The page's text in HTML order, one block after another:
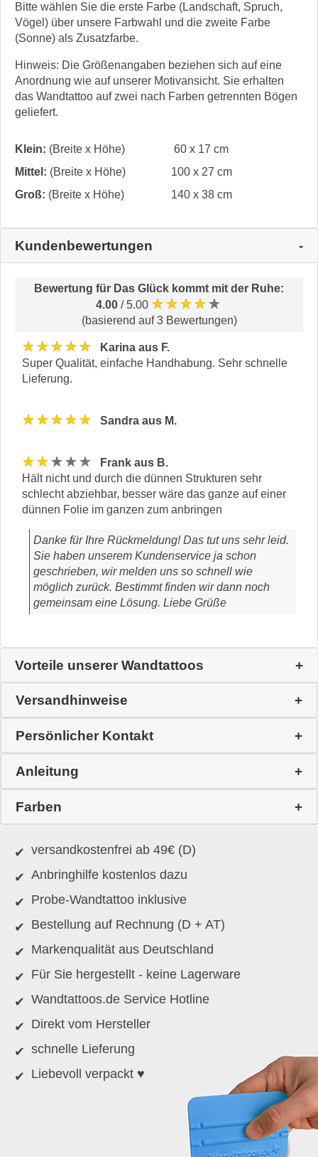
Bitte wählen Sie die erste Farbe (Landschaft, Spruch,
Vögel) über unsere Farbwahl und die zweite Farbe
(Sonne) als Zusatzfarbe.
Hinweis: Die Größenangaben beziehen sich auf eine
Anordnung wie auf unserer Motivansicht. Sie erhalten
das Wandtattoo auf zwei nach Farben getrennten Bögen
geliefert.
Klein: (Breite x Höhe)
60 x 17 cm
Mittel: (Breite x Höhe)
100 x 27 cm
Groß: (Breite x Höhe) 140 x 38 cm
Kundenbewertungen
Bewertung für Das Glück kommt mit der Ruhe:
4.00 / 5.00 ★★★★★
(basierend auf 3 Bewertungen)
★★★★★
Karina aus F.
Super Qualität, einfache Handhabung. Sehr schnelle
Lieferung.
★★★★★ Sandra aus M.
★★★★★
Frank aus B.
Hält nicht und durch die dünnen Strukturen sehr
schlecht abziehbar, besser wäre das ganze auf einer
dünnen Folie im ganzen zum anbringen
Danke für Ihre Rückmeldung! Das tut uns sehr leid.
Sie haben unserem Kundenservice ja schon
geschrieben, wir melden uns so schnell wie
möglich zurück. Bestimmt finden wir dann noch
gemeinsam eine Lösung. Liebe Grüße
Vorteile unserer Wandtattoos
Versandhinweise
Persönlicher Kontakt
Anleitung
Farben
versandkostenfrei ab 49€ (D)
Anbringhilfe kostenlos dazu
Probe-Wandtattoo inklusive
Bestellung auf Rechnung (D + AT)
Markenqualität aus Deutschland
Für Sie hergestellt - keine Lagerware
Wandtattoos.de Service Hotline
Direkt vom Hersteller
schnelle Lieferung
Liebevoll verpackt ♥